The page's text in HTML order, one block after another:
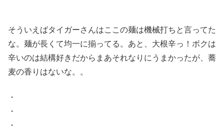
そういえばタイガーさんはここの麺は機械打ちと言ってた
な。麺が長くて均一に揃ってる。あと、大根辛っ！ボクは
辛いのは結構好きだからまあそれなりにうまかったが、蕎
麦の香りはないな。。
・
・
・